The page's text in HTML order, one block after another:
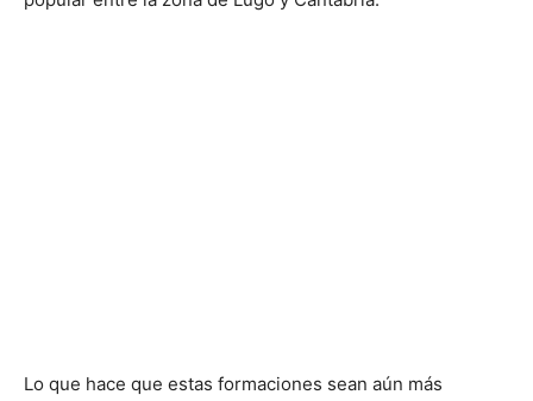
Lo que hace que estas formaciones sean aún más